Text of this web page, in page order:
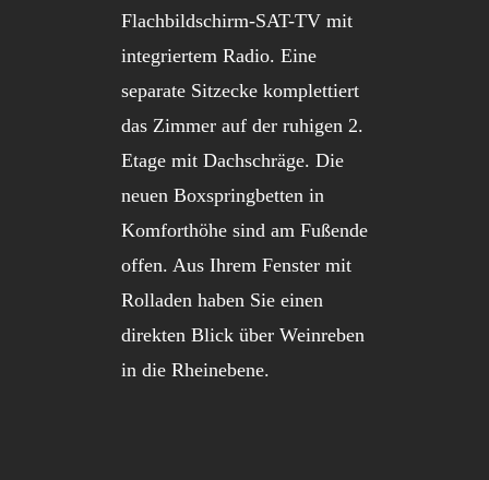
Flachbildschirm-SAT-TV mit
integriertem Radio. Eine
separate Sitzecke komplettiert
das Zimmer auf der ruhigen 2.
Etage mit Dachschräge. Die
neuen Boxspringbetten in
Komforthöhe sind am Fußende
offen. Aus Ihrem Fenster mit
Rolladen haben Sie einen
direkten Blick über Weinreben
in die Rheinebene.